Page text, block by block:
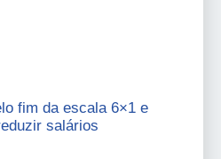
fim da escala 6×1 e
salários